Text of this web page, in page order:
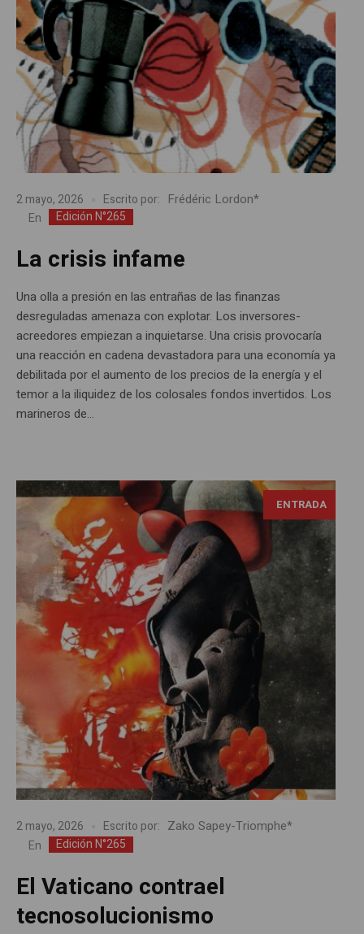
2 mayo, 2026 Escrito por: Frédéric Lordon*
En Edición N°265
La crisis infame
Una olla a presión en las entrañas de las finanzas
desreguladas amenaza con explotar. Los inversores-
acreedores empiezan a inquietarse. Una crisis provocaría
una reacción en cadena devastadora para una economía ya
debilitada por el aumento de los precios de la energía y el
temor a la iliquidez de los colosales fondos invertidos. Los
marineros de...
ENTRADA
2 mayo, 2026 Escrito por: Zako Sapey-Triomphe*
En Edición N°265
El Vaticano contrael
tecnosolucionismo